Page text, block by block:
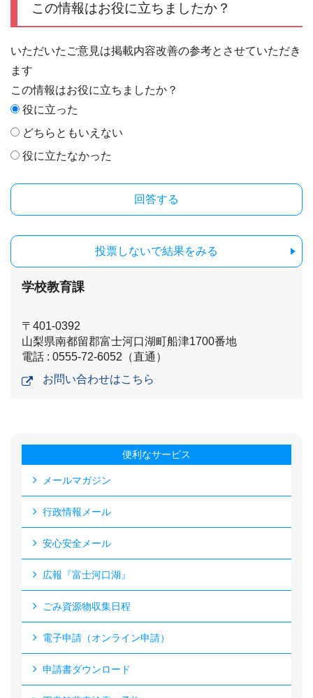
この情報はお役に立ちましたか？
いただいたご意見は掲載内容改善の参考とさせていただき
ます
この情報はお役に立ちましたか？
役に立った
どちらともいえない
役に立たなかった
投票しないで結果をみる
学校教育課
〒401-0392
山梨県南都留郡富士河口湖町船津1700番地
電話 : 0555-72-6052（直通）
お問い合わせはこちら
便利なサービス
メールマガジン
行政情報メール
安心安全メール
広報『富士河口湖』
ごみ資源物収集日程
電子申請（オンライン申請）
申請書ダウンロード